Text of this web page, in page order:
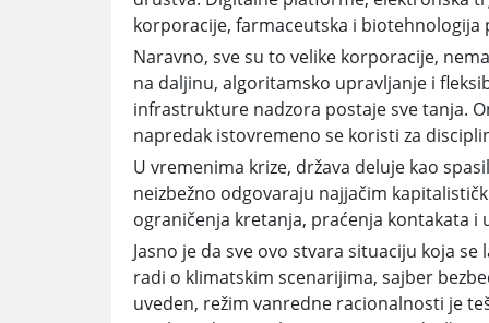
korporacije, farmaceutska i biotehnologija
Naravno, sve su to velike korporacije,
na daljinu, algoritamsko upravljanje i
infrastrukture nadzora postaje sve tanja.
napredak istovremeno se koristi za
U vremenima krize, država deluje kao
neizbežno odgovaraju najjačim
ograničenja kretanja, praćenja kontakata
Jasno je da sve ovo stvara situaciju koja
radi o klimatskim scenarijima, sajber
uveden, režim vanredne racionalnosti je